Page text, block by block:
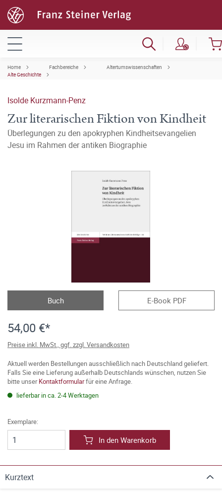
Home Fachbereiche
Altertumswissenschaften
Alte Geschichte
Isolde Kurzmann-Penz
Zur literarischen Fiktion von Kindheit
Überlegungen zu den apokryphen Kindheitsevangelien
Jesu im Rahmen der antiken Biographie
Buch E-Book PDF
54,00 €*
Preise inkl. MwSt., ggf. zzgl. Versandkosten
Aktuell werden Bestellungen ausschließlich nach Deutschland geliefert.
Falls Sie eine Lieferung außerhalb Deutschlands wünschen, nutzen Sie
bitte unserKontaktformularfür eine Anfrage.
lieferbar in ca. 2-4 Werktagen
Exemplare:
In den Warenkorb
Kurztext